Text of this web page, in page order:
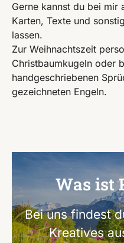
Gerne kannst du bei mir
Karten, Texte und
lassen.
Zur Weihnachtszeit
Christbaumkugeln oder
handgeschriebenen
gezeichneten Engeln.
Was ist
Bei uns findest
Kreatives